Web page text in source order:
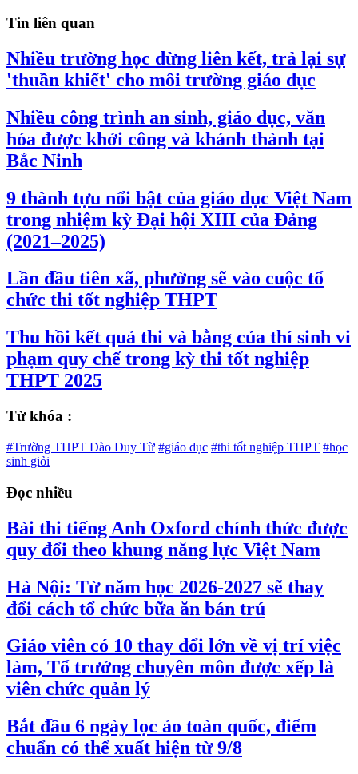
Tin liên quan
Nhiều trường học dừng liên kết, trả lại sự
'thuần khiết' cho môi trường giáo dục
Nhiều công trình an sinh, giáo dục, văn
hóa được khởi công và khánh thành tại
Bắc Ninh
9 thành tựu nổi bật của giáo dục Việt Nam
trong nhiệm kỳ Đại hội XIII của Đảng
(2021–2025)
Lần đầu tiên xã, phường sẽ vào cuộc tổ
chức thi tốt nghiệp THPT
Thu hồi kết quả thi và bằng của thí sinh vi
phạm quy chế trong kỳ thi tốt nghiệp
THPT 2025
Từ khóa :
#Trường THPT Đào Duy Từ #giáo dục #thi tốt nghiệp THPT #học
sinh giỏi
Đọc nhiều
Bài thi tiếng Anh Oxford chính thức được
quy đổi theo khung năng lực Việt Nam
Hà Nội: Từ năm học 2026-2027 sẽ thay
đổi cách tổ chức bữa ăn bán trú
Giáo viên có 10 thay đổi lớn về vị trí việc
làm, Tổ trưởng chuyên môn được xếp là
viên chức quản lý
Bắt đầu 6 ngày lọc ảo toàn quốc, điểm
chuẩn có thể xuất hiện từ 9/8